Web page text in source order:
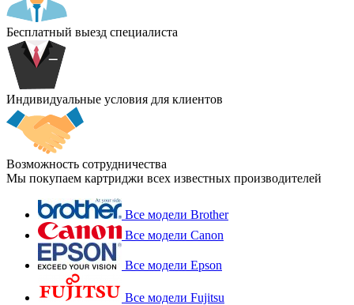
Бесплатный выезд специалиста
Индивидуальные условия для клиентов
Возможность сотрудничества
Мы покупаем картриджи всех известных производителей
Все модели Brother
Все модели Canon
Все модели Epson
Все модели Fujitsu